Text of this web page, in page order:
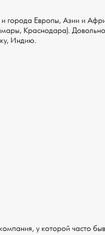
и города Европы, Азии и
Краснодара). Довольно
Индию.
у которой часто